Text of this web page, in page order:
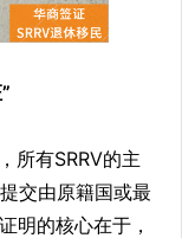
所有SRRV的主
交由原籍国或最
明的核心在于，